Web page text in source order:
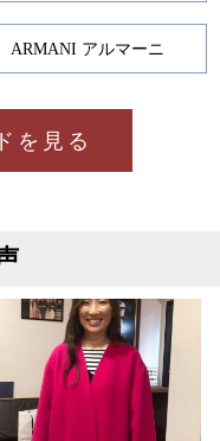
ARMANI アルマーニ
を見る